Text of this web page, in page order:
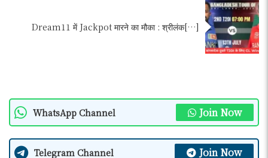
Dream11 में Jackpot मारने का मौका : श्रीलंक[…]
WhatsApp Channel Join Now
Telegram Channel Join Now